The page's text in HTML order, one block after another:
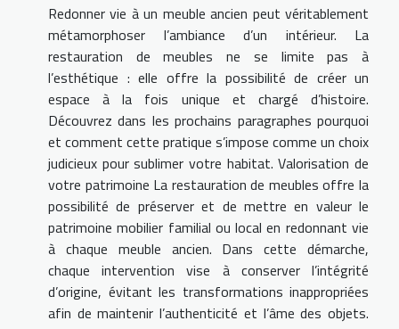
Redonner vie à un meuble ancien peut véritablement
métamorphoser l’ambiance d’un intérieur. La
restauration de meubles ne se limite pas à
l’esthétique : elle offre la possibilité de créer un
espace à la fois unique et chargé d’histoire.
Découvrez dans les prochains paragraphes pourquoi
et comment cette pratique s’impose comme un choix
judicieux pour sublimer votre habitat. Valorisation de
votre patrimoine La restauration de meubles offre la
possibilité de préserver et de mettre en valeur le
patrimoine mobilier familial ou local en redonnant vie
à chaque meuble ancien. Dans cette démarche,
chaque intervention vise à conserver l’intégrité
d’origine, évitant les transformations inappropriées
afin de maintenir l’authenticité et l’âme des objets.